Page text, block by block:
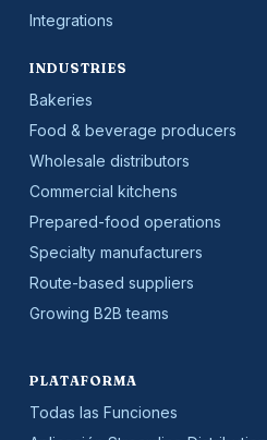
Integrations
INDUSTRIES
Bakeries
Food & beverage producers
Wholesale distributors
Commercial kitchens
Prepared-food operations
Specialty manufacturers
Route-based suppliers
Growing B2B teams
PLATAFORMA
Todas las Funciones